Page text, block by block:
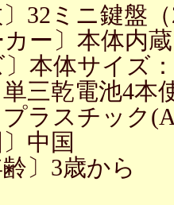
〕32ミニ鍵盤
カー〕本体内蔵
〕本体サイズ
単三乾電池4本
プラスチック
〕中国
齢〕3歳から